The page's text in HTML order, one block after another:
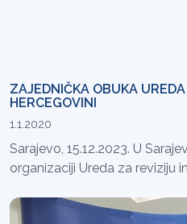
ZAJEDNIČKA OBUKA
HERCEGOVINI
1.1.2020
Sarajevo, 15.12.2023. U
organizaciji Ureda za reviziju